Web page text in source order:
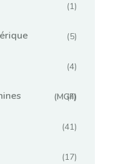
(1)
(5)
(4)
(MGF)
(4)
(41)
(17)